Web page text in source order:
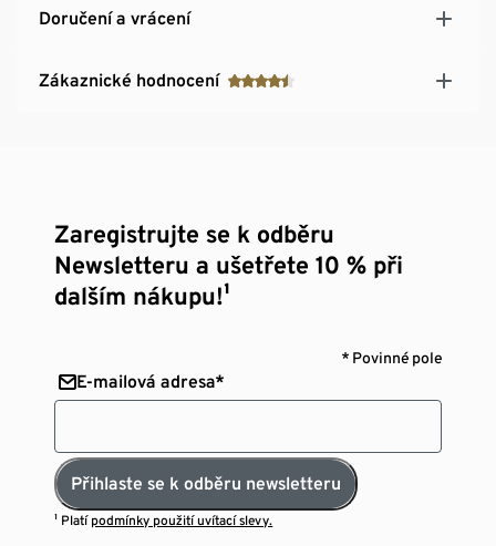
Doručení a vrácení
Zákaznické hodnocení
Zaregistrujte se k odběru
Newsletteru a ušetřete 10 % při
dalším nákupu!¹
* Povinné pole
E-mailová adresa*
Přihlaste se k odběru newsletteru
¹ Platí podmínky použití uvítací slevy.